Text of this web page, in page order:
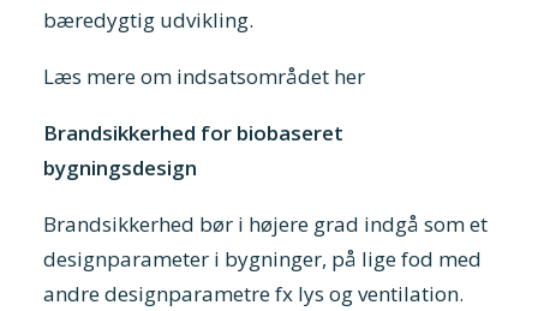
bæredygtig udvikling.
Læs mere om indsatsområdet her
Brandsikkerhed for biobaseret
bygningsdesign
Brandsikkerhed bør i højere grad indgå som et
designparameter i bygninger, på lige fod med
andre designparametre fx lys og ventilation.